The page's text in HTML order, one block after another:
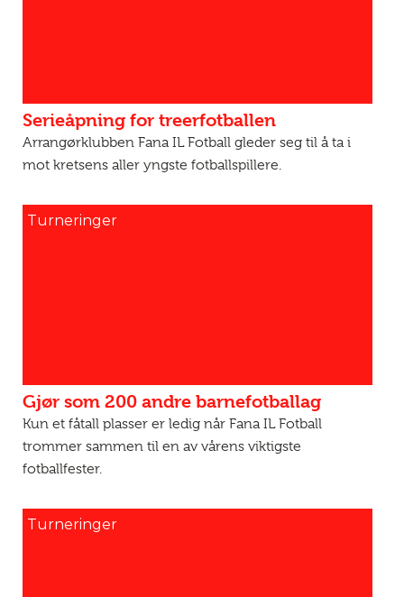
Serieåpning for treerfotballen
Arrangørklubben Fana IL Fotball gleder seg til å ta i
mot kretsens aller yngste fotballspillere.
Turneringer
Gjør som 200 andre barnefotballag
Kun et fåtall plasser er ledig når Fana IL Fotball
trommer sammen til en av vårens viktigste
fotballfester.
Turneringer